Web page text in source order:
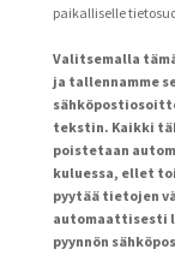
paikalliselle
Valitsemalla
ja tallennamme
tekstin. Kaikki
poistetaan
kuluessa, ellet
pyytää tietojen
automaattisesti
pyynnön